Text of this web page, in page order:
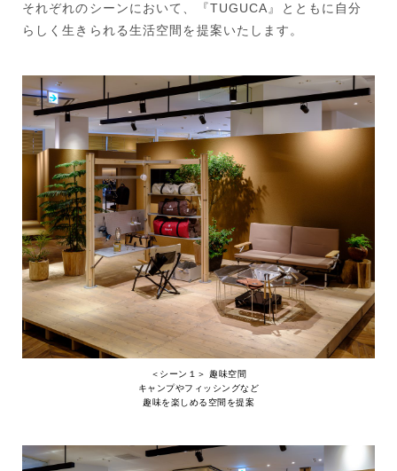
それぞれのシーンにおいて、『TUGUCA』とともに自分
らしく生きられる生活空間を提案いたします。
＜シーン１＞ 趣味空間
キャンプやフィッシングなど
趣味を楽しめる空間を提案